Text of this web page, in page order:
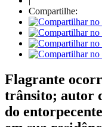
Compartilhe:
Flagrante
trânsito; autor
do